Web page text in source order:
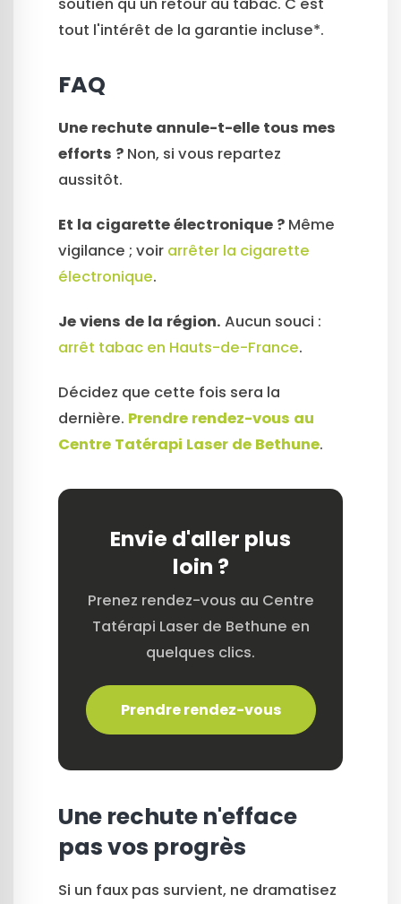
soutien qu'un retour au tabac. C'est
tout l'intérêt de la garantie incluse*.
FAQ
Une rechute annule-t-elle tous mes
efforts ? Non, si vous repartez
aussitôt.
Et la cigarette électronique ? Même
vigilance ; voir arrêter la cigarette
électronique.
Je viens de la région. Aucun souci :
arrêt tabac en Hauts-de-France.
Décidez que cette fois sera la
dernière. Prendre rendez-vous au
Centre Tatérapi Laser de Bethune.
Envie d'aller plus
loin ?
Prenez rendez-vous au Centre
Tatérapi Laser de Bethune en
quelques clics.
Prendre rendez-vous
Une rechute n'efface
pas vos progrès
Si un faux pas survient, ne dramatisez